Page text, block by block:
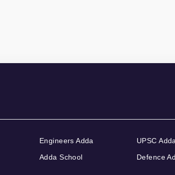
Engineers Adda
Adda School
UPSC Adda
Defence